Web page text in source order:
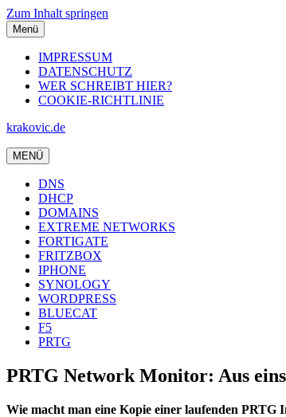
Zum Inhalt springen
Menü
IMPRESSUM
DATENSCHUTZ
WER SCHREIBT HIER?
COOKIE-RICHTLINIE
krakovic.de
MENÜ
DNS
DHCP
DOMAINS
EXTREME NETWORKS
FORTIGATE
FRITZBOX
IPHONE
SYNOLOGY
WORDPRESS
BLUECAT
F5
PRTG
PRTG Network Monitor: Aus
Wie macht man eine Kopie einer laufenden PRTG